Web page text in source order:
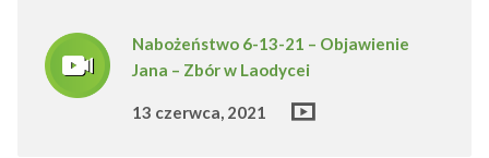
Nabożeństwo 6-13-21 – Objawienie
Jana – Zbór w Laodycei
13 czerwca, 2021